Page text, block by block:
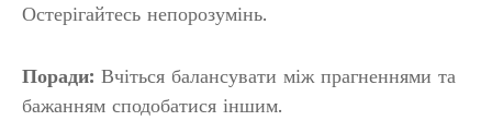
Остерігайтесь непорозумінь.
Поради: Вчіться балансувати між прагненнями та
бажанням сподобатися іншим.